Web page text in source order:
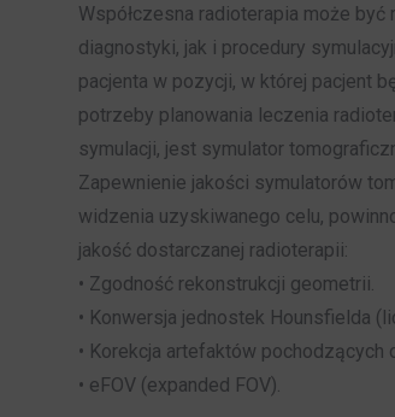
Współczesna radioterapia może
diagnostyki, jak i procedury
pacjenta w pozycji, w której pacjent
potrzeby planowania leczenia
symulacji, jest symulator
Zapewnienie jakości symulatorów
widzenia uzyskiwanego celu,
jakość dostarczanej radioterapii:
• Zgodność rekonstrukcji geometrii.
• Konwersja jednostek Hounsfielda
• Korekcja artefaktów pochodzących
• eFOV (expanded FOV).